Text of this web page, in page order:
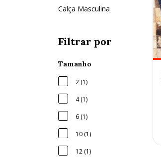
Calça Masculina
Filtrar por
Tamanho
2 (1)
4 (1)
6 (1)
10 (1)
12 (1)